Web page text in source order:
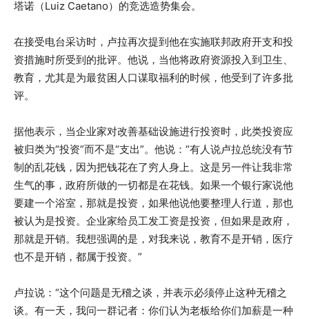
塔诺（Luiz Caetano）的竞选造势集会。
在接受电台采访时，卢拉再次提到他在实施联邦政府开支和投
资措施时所受到的批评。他说，当他将政府资源投入到卫生、
教育，尤其是为最贫困人口谋取福利的时候，他受到了许多批
评。
据他表示，当企业家对改善基础设施进行投资时，此类投资应
被归类为“投资”而不是“支出”。他说：“有人说卢拉总统没有节
制的乱花钱，因为把钱花在了穷人身上。这是另一件让我非常
生气的事，政府所做的一切都是在花钱。如果一个银行家说他
要建一个浴室，那就是投资，如果他说他要整理人行道，那也
被认为是投资。企业家给员工发工资是投资，但如果是政府，
那就是开销。我想强调的是，对我来说，教育不是开销，医疗
也不是开销，都属于投资。”
卢拉说：“这个问题是无稽之谈，并表示必须停止这种无稽之
谈。有一天，我问一群记者：你们认为老板给你们加薪是一种